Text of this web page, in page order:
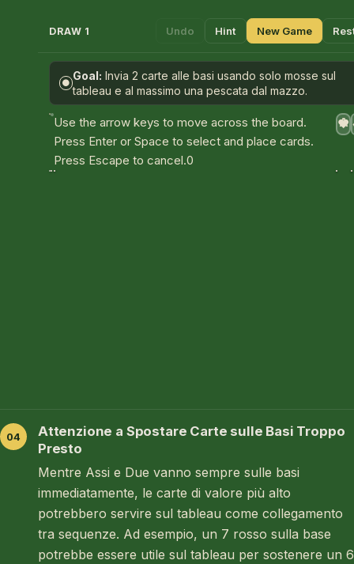
DRAW 1 Undo Hint New Game
●
Goal: Invia 2 carte alle basi usando solo mosse sul
tableau e al massimo una pescata dal mazzo.
Use the arrow keys to move across the board.
Press Enter or Space to select and place cards.
Press Escape to cancel.0
A
♥
Attenzione a Spostare Carte sulle Basi Troppo
Presto
Mentre Assi e Due vanno sempre sulle basi
immediatamente, le carte di valore più alto
potrebbero servire sul tableau come collegamento
tra sequenze. Ad esempio, un 7 rosso sulla base
potrebbe essere utile sul tableau per sostenere un 6